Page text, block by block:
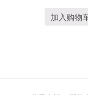
加入购物